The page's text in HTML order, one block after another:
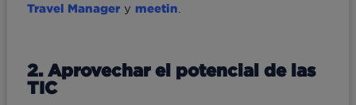
Travel Managery meetin
2. Aprovechar el potencial de las
TIC